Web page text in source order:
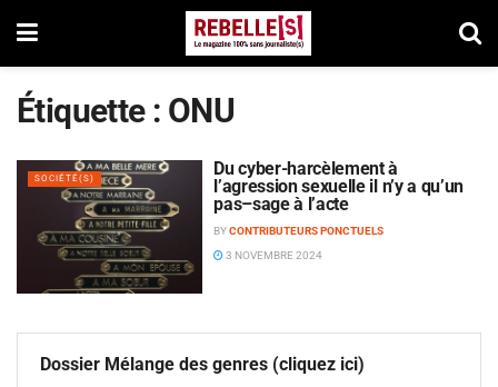
Étiquette : ONU
SOCIÉTÉ(S)
Du cyber-harcèlement à
l’agression sexuelle il n’y a qu’un
pas–sage à l’acte
BYCONTRIBUTEURS PONCTUELS
3 NOVEMBRE 2024
Dossier Mélange des genres (cliquez ici)